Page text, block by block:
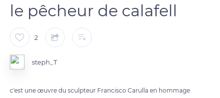
le pêcheur de calafell
2
steph_T
c'est une œuvre du sculpteur Francisco Carulla en hommage